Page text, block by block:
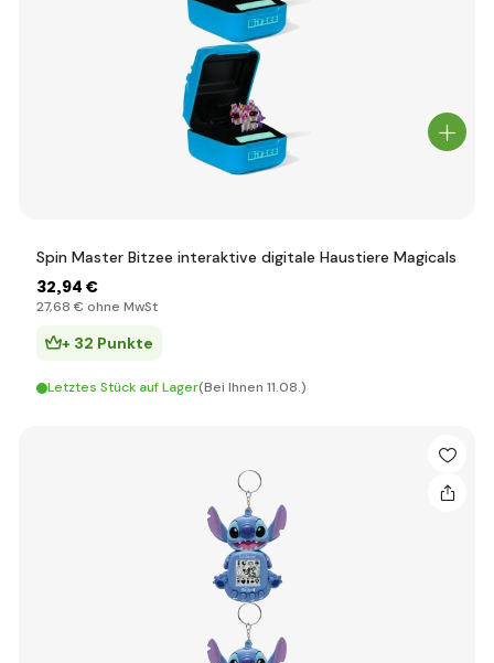
Spin Master Bitzee interaktive digitale Haustiere Magicals
32,94 €
27,68 € ohne MwSt
+ 32 Punkte
Letztes Stück auf Lager(Bei Ihnen 11.08.)